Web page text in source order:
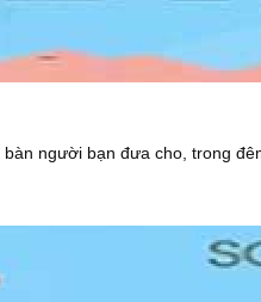
người bạn đưa cho, trong